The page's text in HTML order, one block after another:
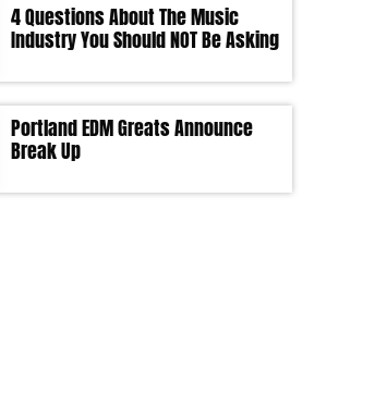
4 Questions About The Music
Industry You Should NOT Be Asking
Portland EDM Greats Announce
Break Up